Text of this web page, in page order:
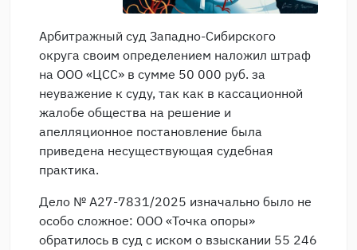
Арбитражный суд Западно-Сибирского
округа своим определением наложил штраф
на ООО «ЦСС» в сумме 50 000 руб. за
неуважение к суду, так как в кассационной
жалобе общества на решение и
апелляционное постановление была
приведена несуществующая судебная
практика.
Дело № А27-7831/2025 изначально было не
особо сложное: ООО «Точка опоры»
обратилось в суд с иском о взыскании 55 246